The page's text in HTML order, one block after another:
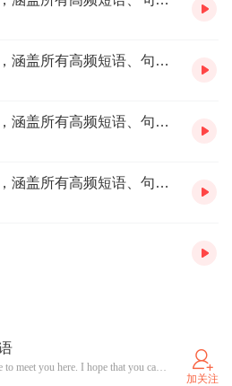
初中英语300个优质句子，涵盖所有高频短语、句型、考点（211-240）
初中英语300个优质句子，涵盖所有高频短语、句型、考点（241-270）
初中英语300个优质句子，涵盖所有高频短语、句型、考点（271-300）
Hello everyone, it's nice to meet you here. I hope that you can enjoy this program and it will be helpful for your English learning. Join us and embark on a journey of learning English together!
加关注